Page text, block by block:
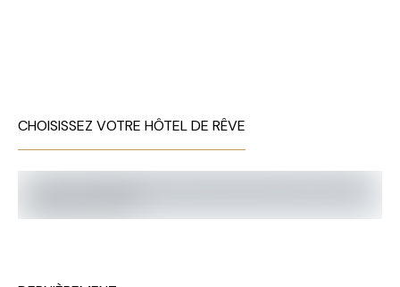
CHOISISSEZ VOTRE HÔTEL DE RÊVE